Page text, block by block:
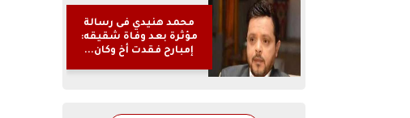
محمد هنيدي فى رسالة
مؤثرة بعد وفاة شقيقه:
إمبارح فقدت أخ وكان...